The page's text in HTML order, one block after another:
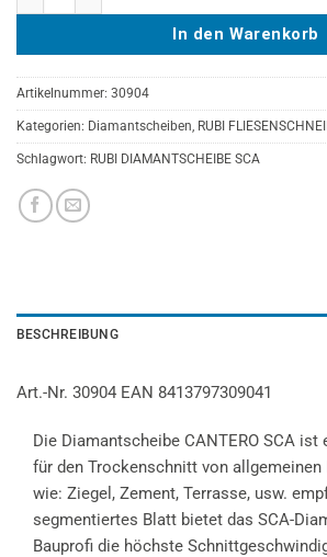
In den Warenkorb
Artikelnummer: 30904
Kategorien: Diamantscheiben, RUBI
Schlagwort: RUBI DIAMANTSCHEIBE SCA
BESCHREIBUNG
Art.-Nr. 30904 EAN 8413797309041
Die Diamantscheibe CANTERO SCA ist
für den Trockenschnitt von allgemeinen
wie: Ziegel, Zement, Terrasse, usw.
segmentiertes Blatt bietet das SCA-
Bauprofi die höchste